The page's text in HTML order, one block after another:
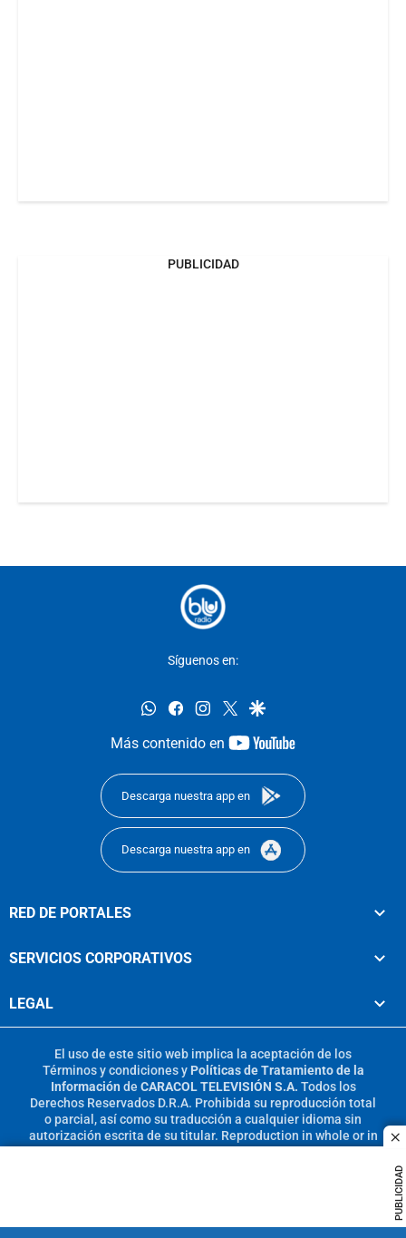
PUBLICIDAD
PUBLICIDAD
Síguenos en:
whatsappfacebookinstagram
twittergoogle
Más contenido en
youtube-
Descarga nuestra app en
Descarga nuestra app en
RED DE PORTALES
SERVICIOS CORPORATIVOS
LEGAL
El uso de este sitio web implica la aceptación de los
Términos y condicionesy Políticas de Tratamiento de la
Información de CARACOL TELEVISIÓN S.A. Todos los
Derechos Reservados D.R.A. Prohibida su reproducción total
o parcial, así como su traducción a cualquier idioma sin
autorización escrita de su titular. Reproduction in whole or in